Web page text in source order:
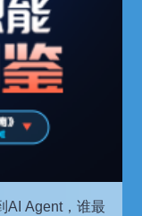
AI Agent，谁最